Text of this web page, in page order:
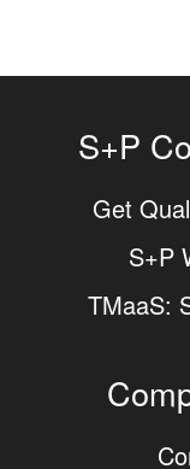
S+P
Get
S+P
TMaaS: